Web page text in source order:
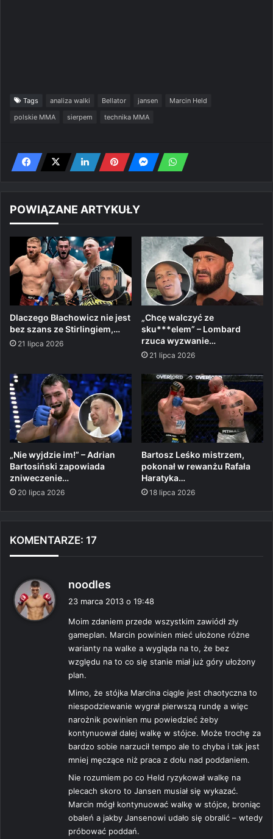
Tags analiza walki Bellator jansen
Marcin Held
polskie MMA
sierpem technika MMA
POWIĄZANE ARTYKUŁY
Dlaczego Błachowicz nie jest
bez szans ze Stirlingiem,…
21 lipca 2026
„Chcę walczyć ze
sku***elem” – Lombard
rzuca wyzwanie…
21 lipca 2026
„Nie wyjdzie im!” – Adrian
Bartosiński zapowiada
zniweczenie…
20 lipca 2026
Bartosz Leśko mistrzem,
pokonał w rewanżu Rafała
Haratyka…
18 lipca 2026
KOMENTARZE: 17
noodles
z
e
:
23 marca 2013 o 19:48
Moim zdaniem przede wszystkim zawiódł zły
gameplan. Marcin powinien mieć ułożone różne
warianty na walke a wygląda na to, że bez
względu na to co się stanie miał już góry ułożony
plan.
Mimo, że stójka Marcina ciągle jest chaotyczna to
niespodziewanie wygrał pierwszą rundę a więc
narożnik powinien mu powiedzieć żeby
kontynuował dalej walkę w stójce. Może trochę za
bardzo sobie narzucił tempo ale to chyba i tak jest
mniej męczące niż praca z dołu nad poddaniem.
Nie rozumiem po co Held ryzykował walkę na
plecach skoro to Jansen musiał się wykazać.
Marcin mógł kontynuować walkę w stójce, broniąc
obaleń a jakby Jansenowi udało się obralić – wtedy
próbować poddań.